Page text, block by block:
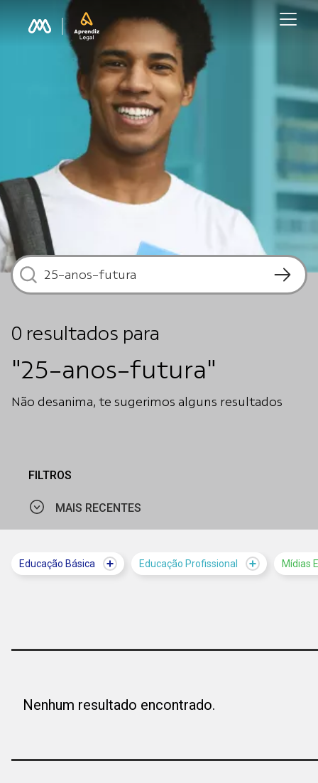
0 resultados para
"25-anos-futura"
Não desanima, te sugerimos alguns resultados
FILTROS
MAIS RECENTES
Educação Básica Educação Profissional Mídias
Nenhum resultado encontrado.